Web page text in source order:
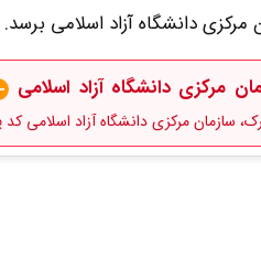
مرکزی دانشگاه آزاد اسلامی
مرکزی دانشگاه آزاد اسلامی
مرکزی دانشگاه آزاد اسلامی کد پستی: 1477893855 تلفن